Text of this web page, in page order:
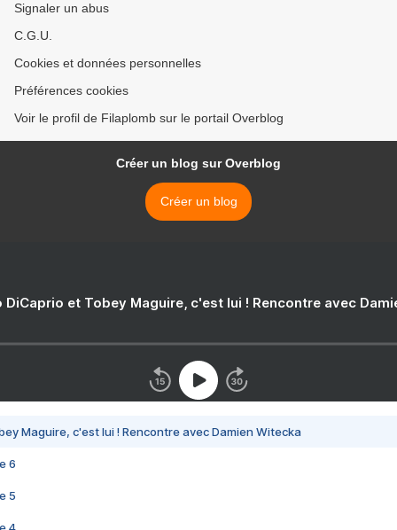
Signaler un abus
C.G.U.
Cookies et données personnelles
Préférences cookies
Voir le profil de Filaplomb sur le portail Overblog
Créer un blog sur Overblog
Créer un blog
DiCaprio et Tobey Maguire, c'est lui ! Rencontre avec
Maguire, c'est lui ! Rencontre avec Damien Witecka
6
5